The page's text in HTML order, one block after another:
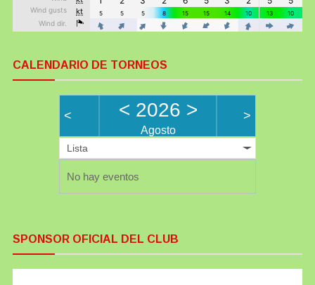
CALENDARIO DE TORNEOS
< < 2026 >
Agosto
>
Lista
No hay eventos
SPONSOR OFICIAL DEL CLUB